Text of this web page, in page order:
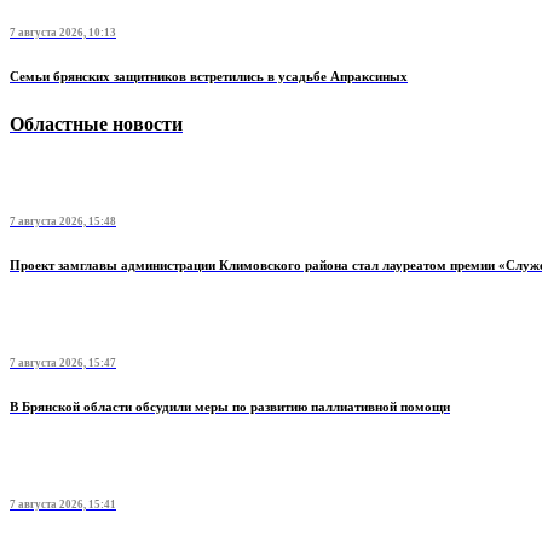
7 августа 2026, 10:13
Семьи брянских защитников встретились в усадьбе Апраксиных
Областные новости
7 августа 2026, 15:48
Проект замглавы администрации Климовского района стал лауреатом премии
7 августа 2026, 15:47
В Брянской области обсудили меры по развитию паллиативной помощи
7 августа 2026, 15:41